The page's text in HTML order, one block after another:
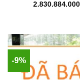
2.830.884.000
-9%